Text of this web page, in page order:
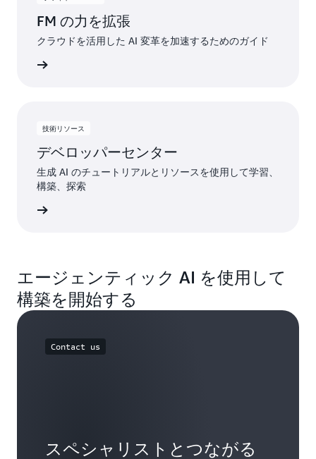
FM の力を拡張
クラウドを活用した AI 変革を加速するためのガイド
技術リソース
デベロッパーセンター
生成 AI のチュートリアルとリソースを使用して学習、
構築、探索
エージェンティック AI を使用して
構築を開始する
Contact us
スペシャリストとつながる